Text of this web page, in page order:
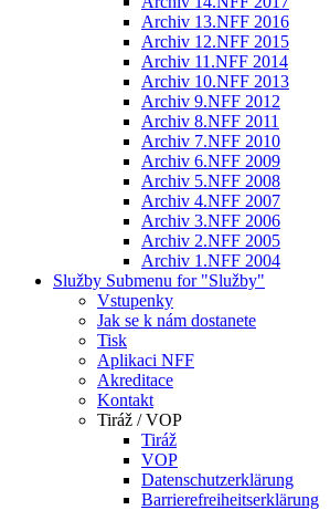
Archiv 13.NFF 2016
Archiv 12.NFF 2015
Archiv 11.NFF 2014
Archiv 10.NFF 2013
Archiv 9.NFF 2012
Archiv 8.NFF 2011
Archiv 7.NFF 2010
Archiv 6.NFF 2009
Archiv 5.NFF 2008
Archiv 4.NFF 2007
Archiv 3.NFF 2006
Archiv 2.NFF 2005
Archiv 1.NFF 2004
Služby Submenu for "Služby"
Vstupenky
Jak se k nám dostanete
Tisk
Aplikaci NFF
Akreditace
Kontakt
Tiráž / VOP
Tiráž
VOP
Datenschutzerklärung
Barrierefreiheitserklärung